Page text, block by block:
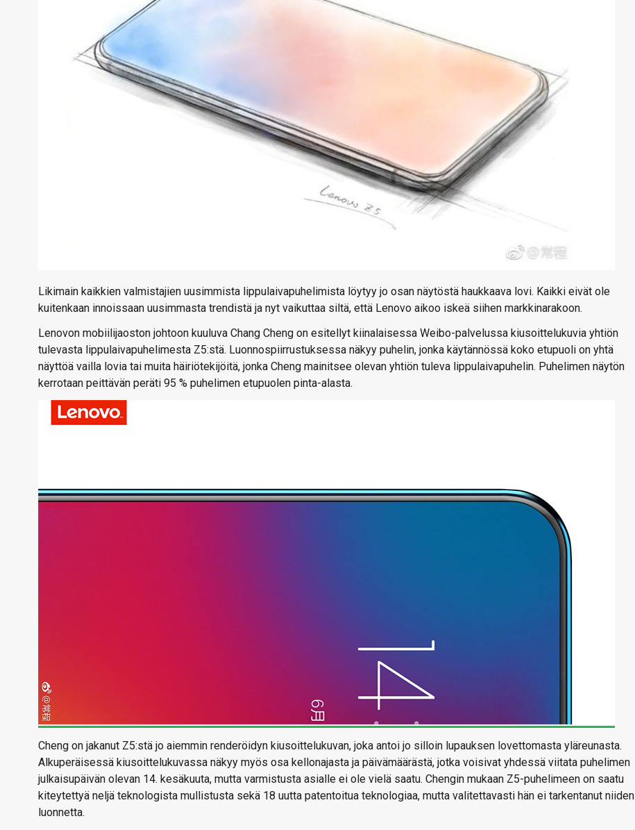
Likimain kaikkien valmistajien uusimmista lippulaivapuhelimista löytyy jo osan näytöstä haukkaava lovi. Kaikki eivät ole
kuitenkaan innoissaan uusimmasta trendistä ja nyt vaikuttaa siltä, että Lenovo aikoo iskeä siihen markkinarakoon.
Lenovon mobiilijaoston johtoon kuuluva Chang Cheng on esitellyt kiinalaisessa Weibo-palvelussa kiusoittelukuvia yhtiön
tulevasta lippulaivapuhelimesta Z5:stä. Luonnospiirrustuksessa näkyy puhelin, jonka käytännössä koko etupuoli on yhtä
näyttöä vailla lovia tai muita häiriötekijöitä, jonka Cheng mainitsee olevan yhtiön tuleva lippulaivapuhelin. Puhelimen näytön
kerrotaan peittävän peräti 95 % puhelimen etupuolen pinta-alasta.
Cheng on jakanut Z5:stä jo aiemmin renderöidyn kiusoittelukuvan, joka antoi jo silloin lupauksen lovettomasta yläreunasta.
Alkuperäisessä kiusoittelukuvassa näkyy myös osa kellonajasta ja päivämäärästä, jotka voisivat yhdessä viitata puhelimen
julkaisupäivän olevan 14. kesäkuuta, mutta varmistusta asialle ei ole vielä saatu. Chengin mukaan Z5-puhelimeen on saatu
kiteytettyä neljä teknologista mullistusta sekä 18 uutta patentoitua teknologiaa, mutta valitettavasti hän ei tarkentanut niiden
luonnetta.